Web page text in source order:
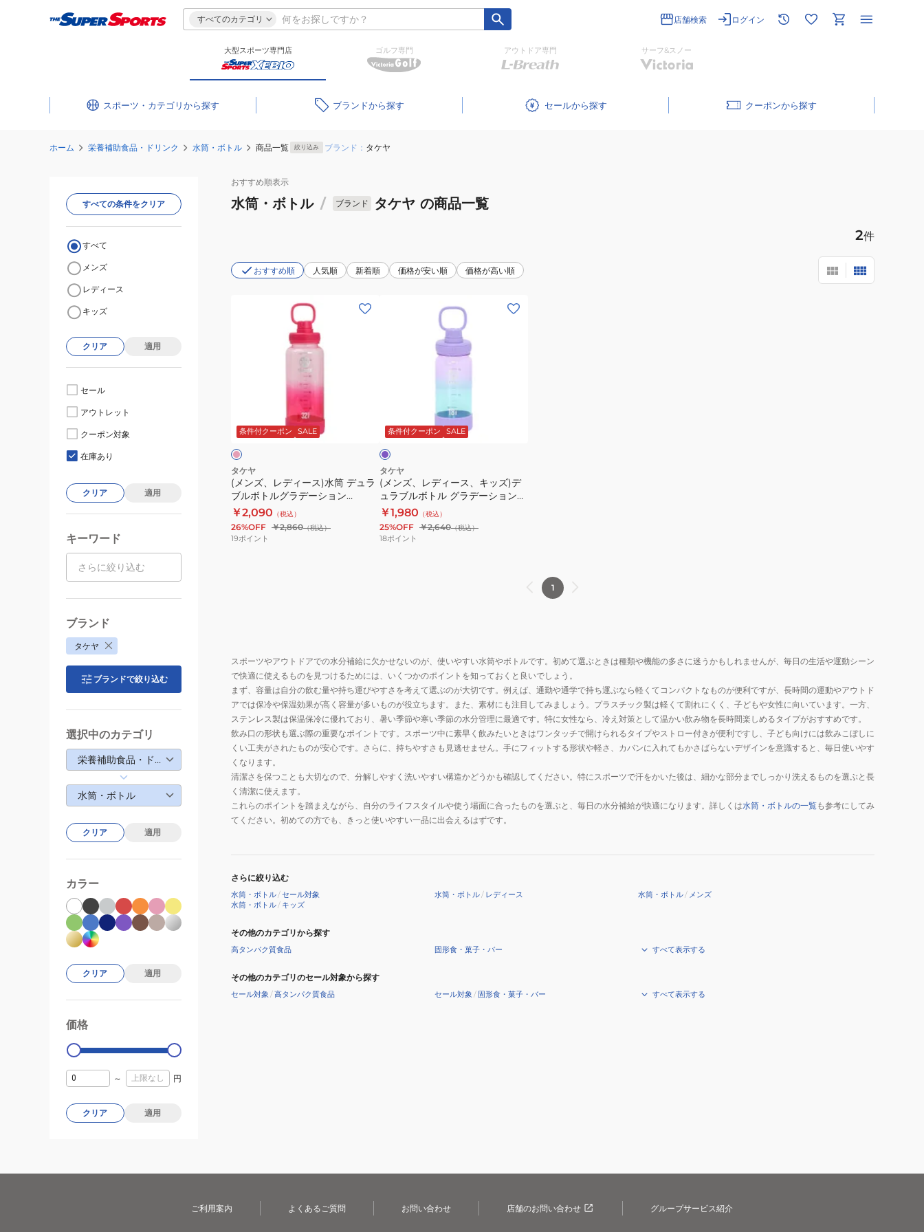
すべてのカテゴリ 店舗検索 ログイン
大型スポーツ専門店 ゴルフ専門 アウトドア専門 サーフ&スノー
スポーツ・カテゴリ ブランド セール クーポン
ホーム 栄養補助食品・ドリンク 水筒・ボトル 商品一覧 絞り込み ブランド： タケヤ
おすすめ順表示
水筒・ボトル / ブランド タケヤ の商品一覧
2件
おすすめ順 人気順 新着順 価格が安い順 価格が高い順
水
筒
デ
ュ
ラ
ブ
ル
シ
ョ
ン
940ml
503726
ト
ロ
ピ
カ
ル
ス
ポ
ツ
運
マ
イ
付
持
条件付クーポン SALE
タケヤ
(メンズ、レディース)水筒 デュラ
ブルボトルグラデーション
940ml 503726 トロピカルピンク
スポーツ 運動 マイボトル オフィ
ス 目盛り付き 持ち手付き 大容量
￥2,090 （税込）
26%OFF ￥2,860（税込）
19ポイント
キ
ッ
ズ)
デ
ュ
ラ
ブ
ー
シ
ョ
ン
520ml
TKY-
520
動
条件付クーポン SALE
イ
オ
タケヤ
(メンズ、レディース、キッズ)デ
ュラブルボトル グラデーション
520ml TKY-503740-520 運動 マ
イボトル 軽量 目盛り付き 持ち手
付き
￥1,980 （税込）
25%OFF ￥2,640（税込）
18ポイント
1
スポーツやアウトドアでの水分補給に欠かせないのが、使いやすい水筒やボトルです。初めて選ぶときは種類や機能の多さに迷うかもしれませんが、毎日の生活や運動シーン
で快適に使えるものを見つけるためには、いくつかのポイントを知っておくと良いでしょう。
まず、容量は自分の飲む量や持ち運びやすさを考えて選ぶのが大切です。例えば、通勤や通学で持ち運ぶなら軽くてコンパクトなものが便利ですが、長時間の運動やアウトド
アでは保冷や保温効果が高く容量が多いものが役立ちます。また、素材にも注目してみましょう。プラスチック製は軽くて割れにくく、子どもや女性に向いています。一方、
ステンレス製は保温保冷に優れており、暑い季節や寒い季節の水分管理に最適です。特に女性なら、冷え対策として温かい飲み物を長時間楽しめるタイプがおすすめです。
飲み口の形状も選ぶ際の重要なポイントです。スポーツ中に素早く飲みたいときはワンタッチで開けられるタイプやストロー付きが便利ですし、子ども向けには飲みこぼしに
くい工夫がされたものが安心です。さらに、持ちやすさも見逃せません。手にフィットする形状や軽さ、カバンに入れてもかさばらないデザインを意識すると、毎日使いやす
くなります。
清潔さを保つことも大切なので、分解しやすく洗いやすい構造かどうかも確認してください。特にスポーツで汗をかいた後は、細かな部分までしっかり洗えるものを選ぶと長
く清潔に使えます。
これらのポイントを踏まえながら、自分のライフスタイルや使う場面に合ったものを選ぶと、毎日の水分補給が快適になります。詳しくは水筒・ボトルの一覧も参考にしてみ
てください。初めての方でも、きっと使いやすい一品に出会えるはずです。
さらに絞り込む
水筒・ボトル/セール対象 水筒・ボトル/ レディース 水筒・ボトル/ メンズ
水筒・ボトル/ キッズ
その他のカテゴリから探す
高タンパク質食品 固形食・菓子・バー すべて表示する
その他のカテゴリのセール対象から探す
セール対象 /高タンパク質食品 セール対象 /固形食・菓子・バー すべて表示する
すべての条件をクリア
すべて
メンズ
レディース
キッズ
クリア 適用
セール
アウトレット
クーポン対象
在庫あり
クリア 適用
キーワード
ブランド
タケヤ
ブランドで絞り込む
選択中のカテゴリ
栄養補助食品・ドリンク
水筒・ボトル
クリア 適用
カラー
クリア 適用
価格
0
～ 円
クリア 適用
ご利用案内 よくあるご質問 お問い合わせ 店舗のお問い合わせ グループサービス紹介